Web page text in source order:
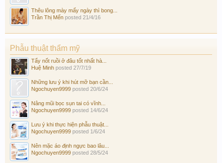
Thêu lông mày mấy ngày thì bong...
Trần Thị Mến posted 21/4/16
Phẫu thuật thẩm mỹ
Tẩy nốt ruồi ở đâu tốt nhất hà...
Huệ Minh posted 27/7/19
Những lưu ý khi hút mỡ bạn cần...
Ngochuyen9999 posted 20/6/24
Nâng mũi bọc sụn tai có vĩnh...
Ngochuyen9999 posted 14/6/24
Lưu ý khi thực hiện phẫu thuật...
Ngochuyen9999 posted 1/6/24
Nên mặc áo định ngực bao lâu...
Ngochuyen9999 posted 28/5/24